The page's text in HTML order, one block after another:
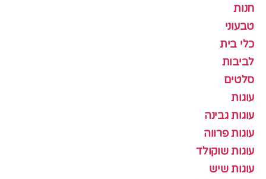
חנות
טבעוני
כלי בית
לביבות
סלטים
עוגות
עוגות גבינה
עוגות פרווה
עוגות שוקולד
עוגות שיש